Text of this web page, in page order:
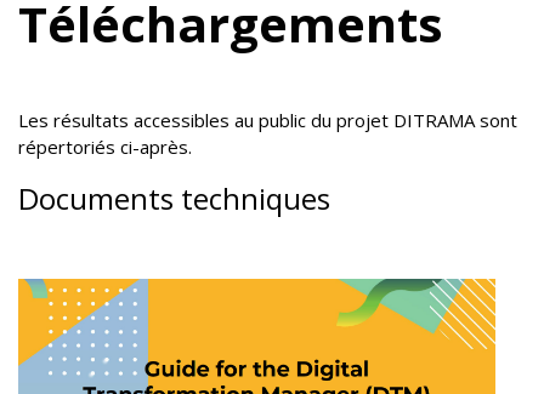
Téléchargements
Les résultats accessibles au public du projet DITRAMA sont
répertoriés ci-après.
Documents techniques